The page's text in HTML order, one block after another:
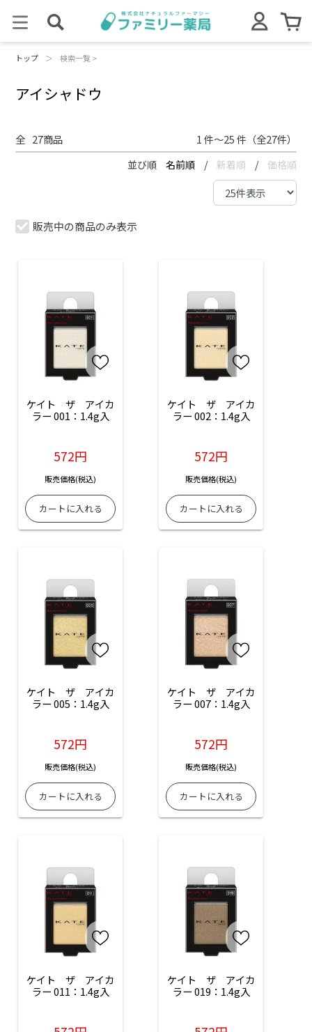
トップ ＞ 検索一覧 >
アイシャドウ
全 27商品 1 件～25 件（全27件）
並び順 名前順 / 新着順 / 価格順
販売中の商品のみ表示
ケイト　ザ　アイカ
ラー 001：1.4g入
572円
販売価格(税込)
ケイト　ザ　アイカ
ラー 002：1.4g入
572円
販売価格(税込)
ケイト　ザ　アイカ
ラー 005：1.4g入
572円
販売価格(税込)
ケイト　ザ　アイカ
ラー 007：1.4g入
572円
販売価格(税込)
ケイト　ザ　アイカ
ラー 011：1.4g入
ケイト　ザ　アイカ
ラー 019：1.4g入